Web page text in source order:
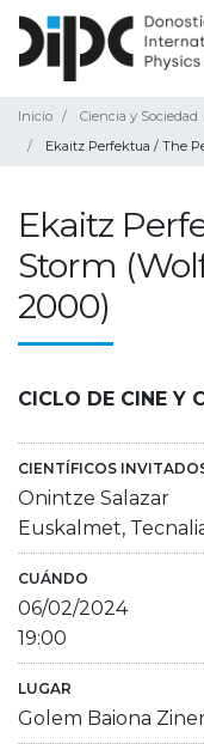
Inicio Ciencia y Sociedad
Ekaitz Perfektua / The
Ekaitz
Storm
2000)
CICLO DE CINE Y
CIENTÍFICOS
Onintze Salazar
Euskalmet,
CUÁNDO
06/02/2024
19:00
LUGAR
Golem Baiona